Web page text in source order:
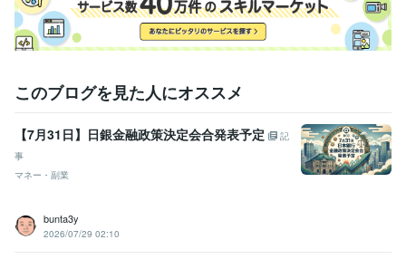
このブログを見た人にオススメ
【7月31日】日銀金融政策決定会合発表予定
記
事
マネー・副業
bunta3y
2026/07/29 02:10